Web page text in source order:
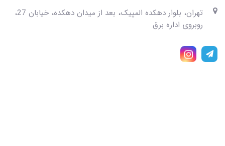
تهران، بلوار دهکده المپیک، بعد از میدان دهکده، خیابان 27،
روبروی اداره برق